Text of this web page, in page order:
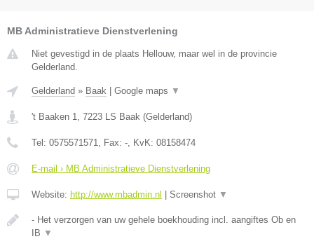
MB Administratieve Dienstverlening
Niet gevestigd in de plaats Hellouw, maar wel in de provincie
Gelderland.
Gelderland » Baak Google maps ▼
't Baaken 1 7223 LS Baak (Gelderland)
Tel: 0575571571 , Fax: - , KvK: 08158474
E-mail › MB Administratieve Dienstverlening
Website: http://www.mbadmin.nl Screenshot ▼
- Het verzorgen van uw gehele boekhouding incl. aangiftes Ob en
IB ▼